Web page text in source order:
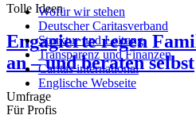
Tolle Ideen
Engagierte regen
an – und beraten selbst
Umfrage
Wofür wir stehen
Deutscher Caritasverband
Struktur und Leitung
Transparenz und Finanzen
Caritas international
Englische Webseite
Für Profis